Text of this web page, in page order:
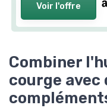
Voir l'offre
Combiner
courge avec